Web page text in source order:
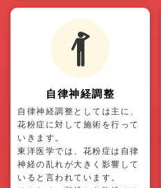
自律神経調整
自律神経調整としては主に、
花粉症に対して施術を行って
いきます。
東洋医学では、花粉症は自律
神経の乱れが大きく影響して
いると言われています。